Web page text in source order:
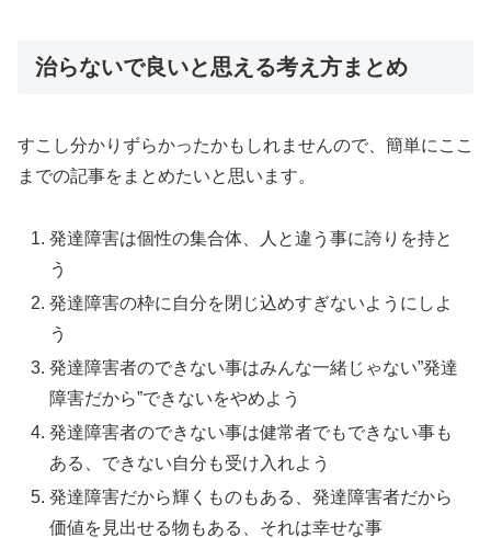
治らないで良いと思える考え方まとめ
すこし分かりずらかったかもしれませんので、簡単にここ
までの記事をまとめたいと思います。
発達障害は個性の集合体、人と違う事に誇りを持と
う
発達障害の枠に自分を閉じ込めすぎないようにしよ
う
発達障害者のできない事はみんな一緒じゃない”発達
障害だから”できないをやめよう
発達障害者のできない事は健常者でもできない事も
ある、できない自分も受け入れよう
発達障害だから輝くものもある、発達障害者だから
価値を見出せる物もある、それは幸せな事